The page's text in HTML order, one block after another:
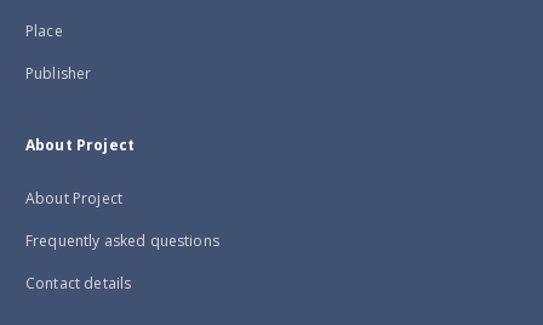
Place
Publisher
About Project
About Project
Frequently asked questions
Contact details